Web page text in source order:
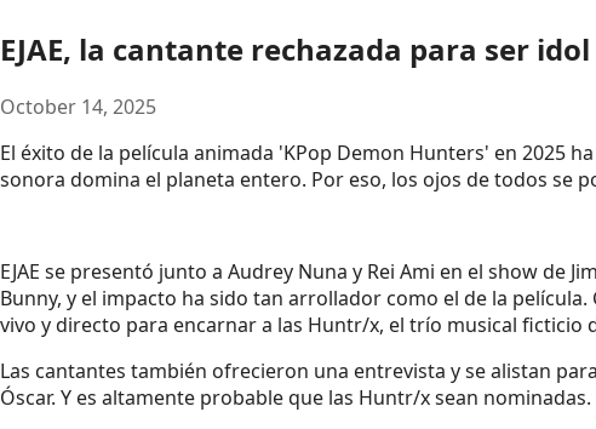
EJAE, la cantante rechazada para ser
October 14, 2025
El éxito de la película animada 'KPop Demon Hunters' en 2025
sonora domina el planeta entero. Por eso, los ojos de todos se
EJAE se presentó junto a Audrey Nuna y Rei Ami en el show de
Bunny, y el impacto ha sido tan arrollador como el de la
vivo y directo para encarnar a las Huntr/x, el trío musical ficticio
Las cantantes también ofrecieron una entrevista y se alistan
Óscar. Y es altamente probable que las Huntr/x sean nominadas.